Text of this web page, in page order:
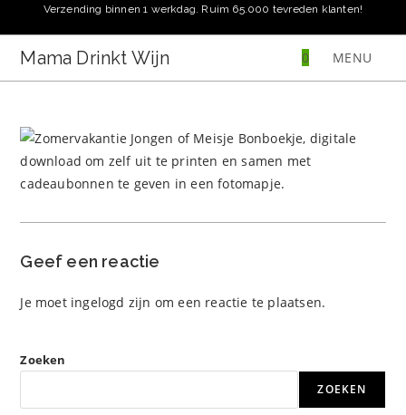
naar
inhoud
Verzending binnen 1 werkdag. Ruim 65.000 tevreden klanten!
Mama Drinkt Wijn 0 MENU
Geef een reactie
Je moet ingelogd zijn om een reactie te plaatsen.
Zoeken
ZOEKEN